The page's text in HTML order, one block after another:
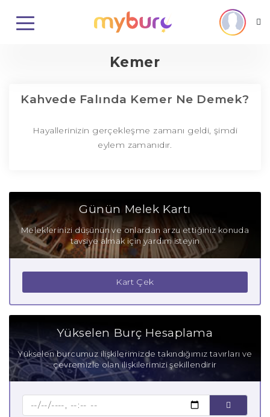
Kemer
Kahvede Falında Kemer Ne Demek?
Hayallerinizin gerçekleşme zamanı geldi, şimdi
eylem zamanıdır.
Günün Melek Kartı
Meleklerinizi düşünün ve onlardan arzu ettiğiniz konuda
tavsiye almak için yardım isteyin
Kart Çek
Yükselen Burç Hesaplama
Yükselen burcumuz ilişkilerimizde takındığımız tavırları ve
çevremizle olan ilişkilerimizi şekillendirir